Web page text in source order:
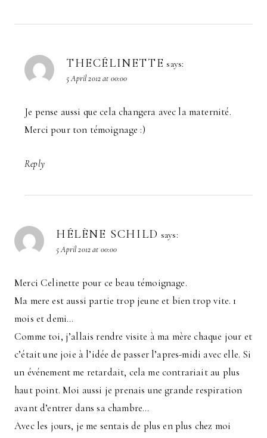
THECÉLINETTE says:
5 April 2012 at 00:00
Je pense aussi que cela changera avec la maternité.
Merci pour ton témoignage :)
Reply
HÉLÈNE SCHILD says:
5 April 2012 at 00:00
Merci Celinette pour ce beau témoignage.
Ma mere est aussi partie trop jeune et bien trop vite. 1
mois et demi…
Comme toi, j’allais rendre visite à ma mère chaque jour et
c’était une joie à l’idée de passer l’apres-midi avec elle. Si
un événement me retardait, cela me contrariait au plus
haut point. Moi aussi je prenais une grande respiration
avant d’entrer dans sa chambre…
Avec les jours, je me sentais de plus en plus chez moi